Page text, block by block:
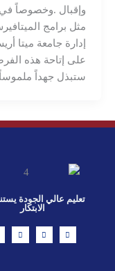
وإقبال .وخصوصاً في
مثل برامج
إدارة جامعة ميتا
على إتاحة هذه
ستبذل جهداً ملموساً
تعليم عالي الجودة
الابتكار
I
n
s
F
a
c
X
-
t